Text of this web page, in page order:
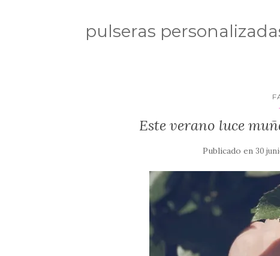
pulseras
Este verano luce
Publicado en 30